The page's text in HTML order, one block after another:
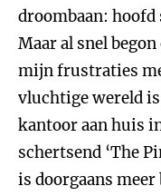
droombaan:
Maar al snel
mijn frustraties
vluchtige wereld
kantoor aan huis
schertsend ‘The
is doorgaans